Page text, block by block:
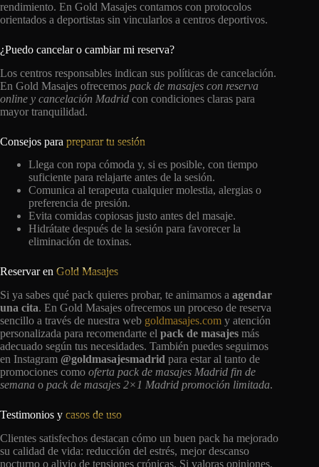
rendimiento. En Gold Masajes contamos con protocolos
orientados a deportistas sin vincularlos a centros deportivos.
¿Puedo cancelar o cambiar mi reserva?
Los centros responsables indican sus políticas de cancelación.
En Gold Masajes ofrecemos pack de masajes con reserva
online y cancelación Madrid con condiciones claras para
mayor tranquilidad.
Consejos para preparar tu sesión
Llega con ropa cómoda y, si es posible, con tiempo
suficiente para relajarte antes de la sesión.
Comunica al terapeuta cualquier molestia, alergias o
preferencia de presión.
Evita comidas copiosas justo antes del masaje.
Hidrátate después de la sesión para favorecer la
eliminación de toxinas.
Reservar en Gold Masajes
Si ya sabes qué pack quieres probar, te animamos a agendar
una cita. En Gold Masajes ofrecemos un proceso de reserva
sencillo a través de nuestra web goldmasajes.com y atención
personalizada para recomendarte el pack de masajes más
adecuado según tus necesidades. También puedes seguirnos
en Instagram @goldmasajesmadrid para estar al tanto de
promociones como oferta pack de masajes Madrid fin de
semana o pack de masajes 2×1 Madrid promoción limitada.
Testimonios y casos de uso
Clientes satisfechos destacan cómo un buen pack ha mejorado
su calidad de vida: reducción del estrés, mejor descanso
nocturno o alivio de tensiones crónicas. Si valoras opiniones,